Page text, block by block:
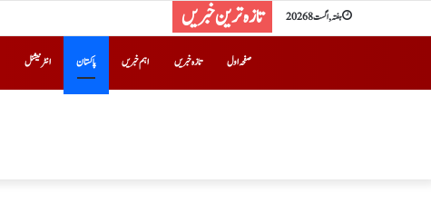
ہفتہ, اگست 8 2026 تازہ ترین خبریں
صفحہ اول تازہ خبریں اہم خبریں پاکستان انٹرنیشنل